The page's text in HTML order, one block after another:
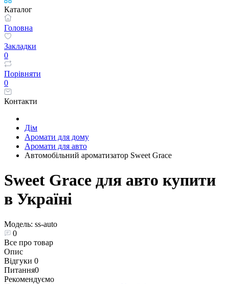
Каталог
Головна
Закладки
0
Порівняти
0
Контакти
Дім
Аромати для дому
Аромати для авто
Автомобільний ароматизатор Sweet Grace
Sweet Grace для авто купити
в Україні
Модель: ss-auto
0
Все про товар
Опис
Відгуки 0
Питання0
Рекомендуємо